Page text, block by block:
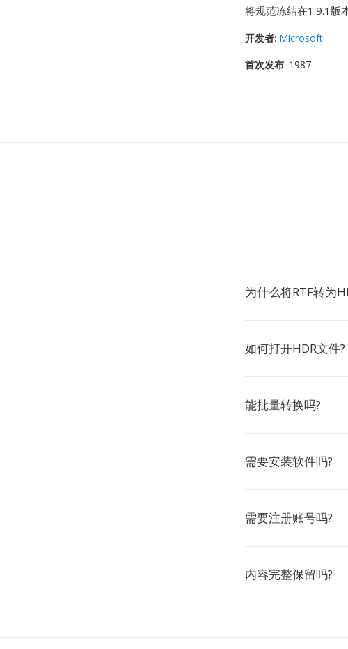
将规范冻结在1.9.1版
开发者: Microsoft
首次发布: 1987
为什么将RTF转为
如何打开HDR文件?
能批量转换吗?
需要安装软件吗?
需要注册账号吗?
内容完整保留吗?